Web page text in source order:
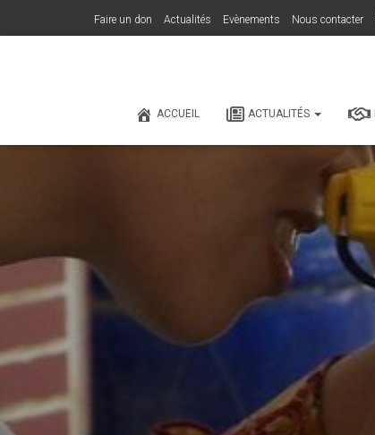
Faire un don Actualités Evènements Nous contacter
ACCUEIL ACTUALITÉS